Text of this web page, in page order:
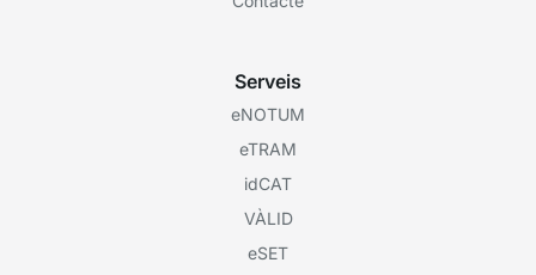
Serveis
eNOTUM
eTRAM
idCAT
VÀLID
eSET